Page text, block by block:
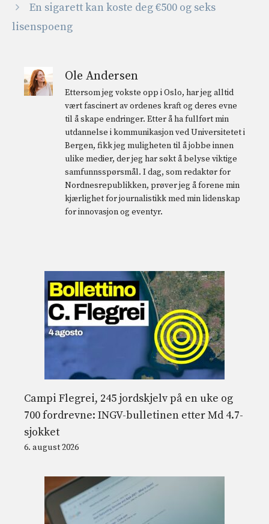
En sigarett kan koste deg €500 og seks
lisenspoeng
Ole Andersen
Ettersom jeg vokste opp i Oslo, har jeg alltid
vært fascinert av ordenes kraft og deres evne
til å skape endringer. Etter å ha fullført min
utdannelse i kommunikasjon ved Universitetet i
Bergen, fikk jeg muligheten til å jobbe innen
ulike medier, der jeg har søkt å belyse viktige
samfunnsspørsmål. I dag, som redaktør for
Nordnesrepublikken, prøver jeg å forene min
kjærlighet for journalistikk med min lidenskap
for innovasjon og eventyr.
Campi Flegrei, 245 jordskjelv på en uke og
700 fordrevne: INGV-bulletinen etter Md 4.7-
sjokket
6. august 2026